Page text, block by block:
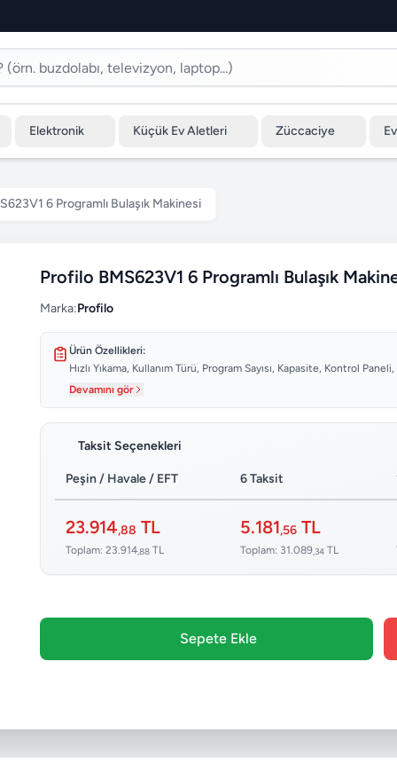
Elektronik Küçük Ev Aletleri Züccaciye
6 Programlı Bulaşık Makinesi
Profilo BMS623V1 6 Programlı Bulaşık
Marka:Profilo
Ürün Özellikleri:
Hızlı Yıkama, Kullanım Türü, Program Sayısı, Kapasite, Kontrol
Devamını gör
Taksit Seçenekleri
Peşin / Havale / EFT 6 Taksit
23.914,88 TL
Toplam: 23.914,88 TL
5.181,56 TL
Toplam: 31.089 ,34 TL
Sepete Ekle